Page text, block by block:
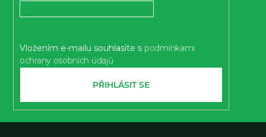
Vložením e-mailu souhlasíte s podmínkami
ochrany osobních údajů
PŘIHLÁSIT SE